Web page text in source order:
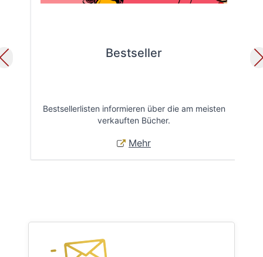
Bestseller
Bestsellerlisten informieren über die am meisten
verkauften Bücher.
Mehr